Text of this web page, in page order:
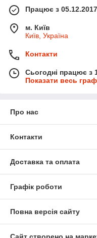
Працює з 05.12.2017
м. Київ
Київ, Україна
Контакти
Сьогодні працює з
Показати весь
Про нас
Контакти
Доставка та оплата
Графік роботи
Повна версія сайту